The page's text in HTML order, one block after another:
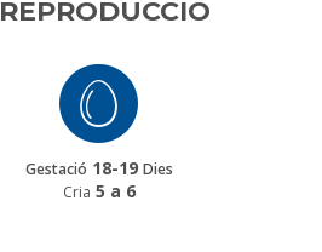
REPRODUCCIÓ
Gestació 18-19 Dies
Cria 5 a 6